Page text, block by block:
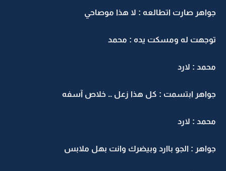
جواهر صارت اتطالعه : لا هذا موصاحي
توجهت له ومسكت يده : محمد
محمد : لارد
جواهر ابتسمت : كل هذا زعل .. خلاص آسفه
محمد : لارد
جواهر : الجو باارد وبيضرك وانت بهل ملابس